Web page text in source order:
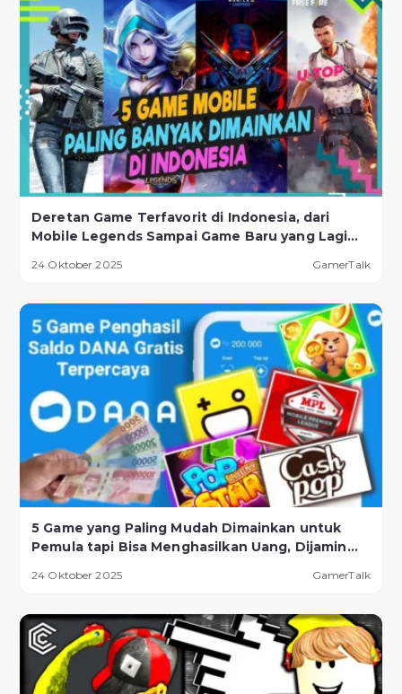
Deretan Game Terfavorit di Indonesia, dari
Mobile Legends Sampai Game Baru yang Lagi
24 Oktober 2025 GamerTalk
5 Game yang Paling Mudah Dimainkan untuk
Pemula tapi Bisa Menghasilkan Uang, Dijamin
24 Oktober 2025 GamerTalk